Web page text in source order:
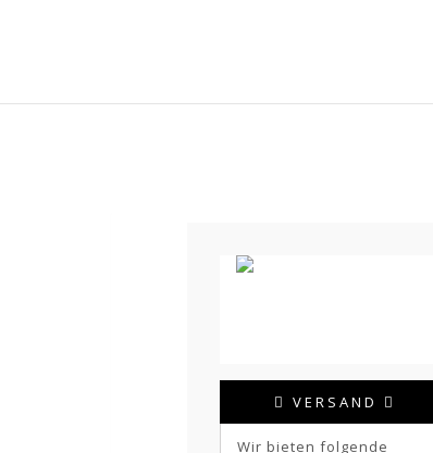
VERSAND
Wir bieten folgende